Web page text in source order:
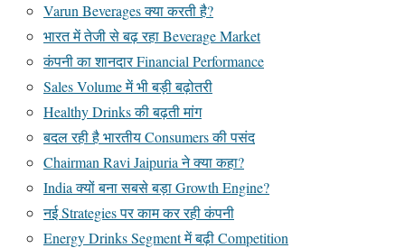
Varun Beverages क्या करती है?
भारत में तेजी से बढ़ रहा Beverage Market
कंपनी का शानदार Financial Performance
Sales Volume में भी बड़ी बढ़ोतरी
Healthy Drinks की बढ़ती मांग
बदल रही है भारतीय Consumers की पसंद
Chairman Ravi Jaipuria ने क्या कहा?
India क्यों बना सबसे बड़ा Growth Engine?
नई Strategies पर काम कर रही कंपनी
Energy Drinks Segment में बढ़ी Competition